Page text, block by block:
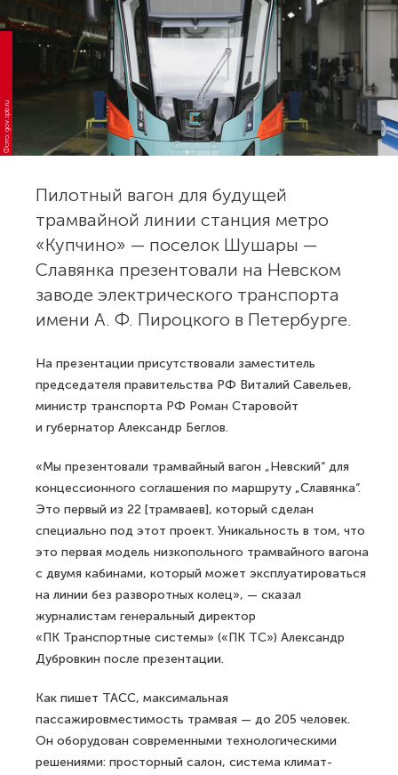
Фото: gov.spb.ru
Пилотный вагон для будущей
трамвайной линии станция метро
«Купчино» — поселок Шушары —
Славянка презентовали на Невском
заводе электрического транспорта
имени А. Ф. Пироцкого в Петербурге.
На презентации присутствовали заместитель
председателя правительства РФ Виталий Савельев,
министр транспорта РФ Роман Старовойт
и губернатор Александр Беглов.
«Мы презентовали трамвайный вагон „Невский“ для
концессионного соглашения по маршруту „Славянка“.
Это первый из 22 [трамваев], который сделан
специально под этот проект. Уникальность в том, что
это первая модель низкопольного трамвайного вагона
с двумя кабинами, который может эксплуатироваться
на линии без разворотных колец», — сказал
журналистам генеральный директор
«ПК Транспортные системы» («ПК ТС») Александр
Дубровкин после презентации.
Как пишет ТАСС, максимальная
пассажировместимость трамвая — до 205 человек.
Он оборудован современными технологическими
решениями: просторный салон, система климат-